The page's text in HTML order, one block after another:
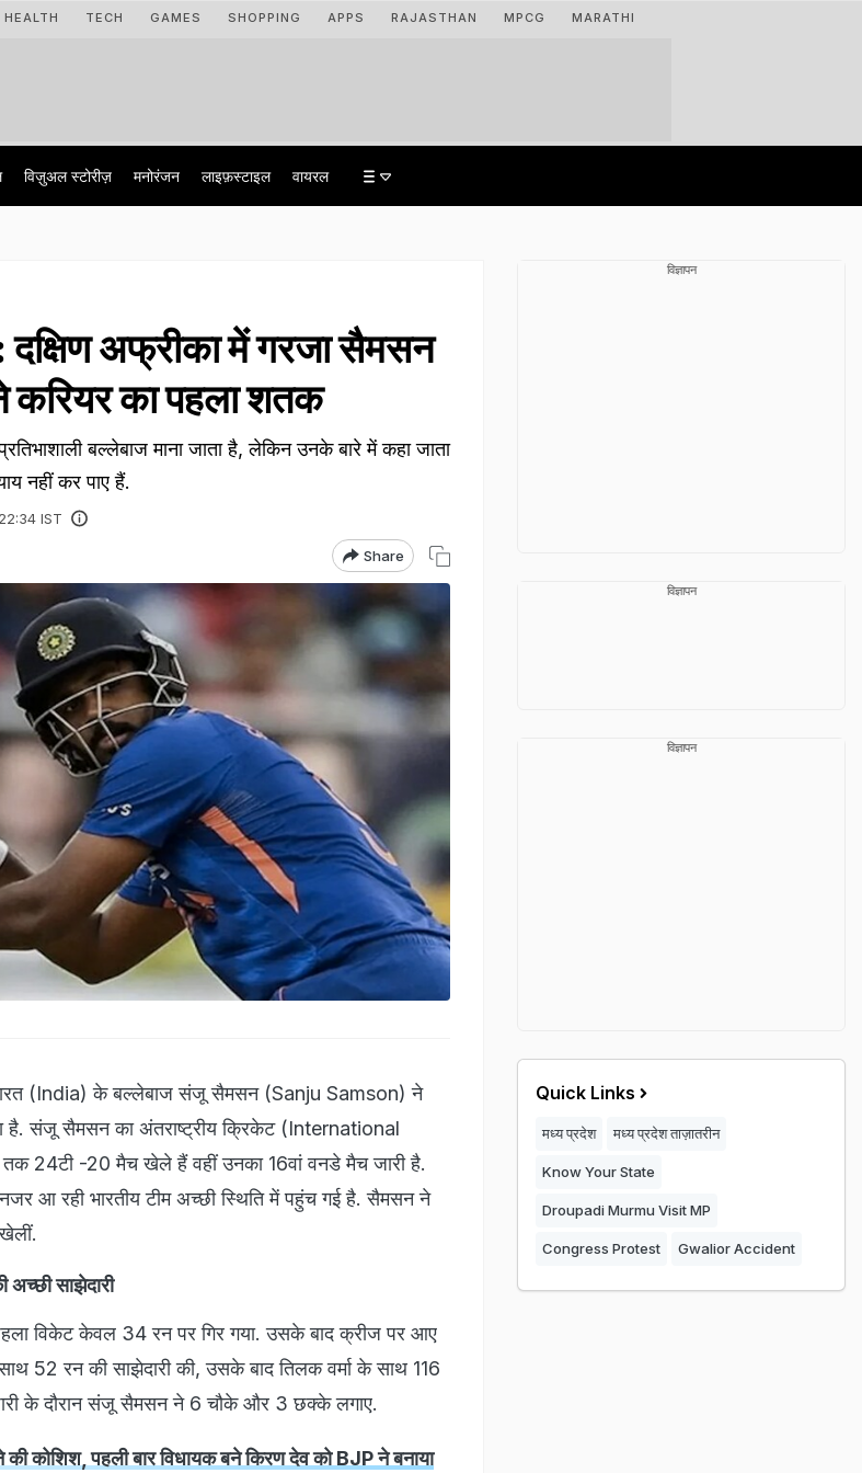
HEALTH TECH GAMES SHOPPING APPS RAJASTHAN MPCG MARATHI
विज़ुअल स्टोरीज़ मनोरंजन लाइफ़स्टाइल वायरल
अफ्रीका में गरजा सैमसन
करियर का पहला शतक
बल्लेबाज माना जाता है, लेकिन उनके बारे में कहा जाता
नहीं कर पाए हैं.
IST
Share
(India) के बल्लेबाज संजू सैमसन (Sanju Samson) ने
संजू सैमसन का अंतराष्ट्रीय क्रिकेट (International
24टी -20 मैच खेले हैं वहीं उनका 16वां वनडे मैच जारी है.
आ रही भारतीय टीम अच्छी स्थिति में पहुंच गई है. सैमसन ने
अच्छी साझेदारी
विकेट केवल 34 रन पर गिर गया. उसके बाद क्रीज पर आए
52 रन की साझेदारी की, उसके बाद तिलक वर्मा के साथ 116
के दौरान संजू सैमसन ने 6 चौके और 3 छक्के लगाए.
कोशिश, पहली बार विधायक बने किरण देव को BJP ने बनाया
विज्ञापन
विज्ञापन
विज्ञापन
Quick Links
मध्य प्रदेश मध्य प्रदेश ताज़ातरीन
Know Your State
Droupadi Murmu Visit MP
Congress Protest Gwalior Accident